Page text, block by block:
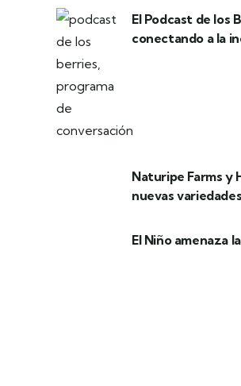
El Podcast de los
conectando a la
Naturipe Farms y
nuevas
El Niño amenaza